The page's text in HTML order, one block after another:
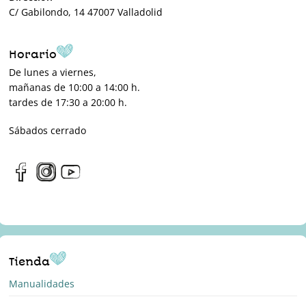
C/ Gabilondo, 14 47007 Valladolid
Horario
De lunes a viernes,
mañanas de 10:00 a 14:00 h.
tardes de 17:30 a 20:00 h.
Sábados cerrado
Tienda
Manualidades